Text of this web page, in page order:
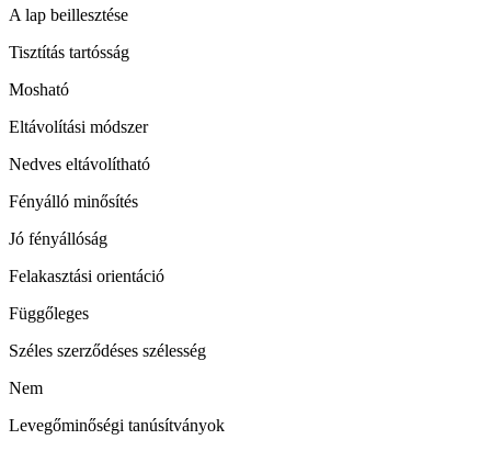
A lap beillesztése
Tisztítás tartósság
Mosható
Eltávolítási módszer
Nedves eltávolítható
Fényálló minősítés
Jó fényállóság
Felakasztási orientáció
Függőleges
Széles szerződéses szélesség
Nem
Levegőminőségi tanúsítványok